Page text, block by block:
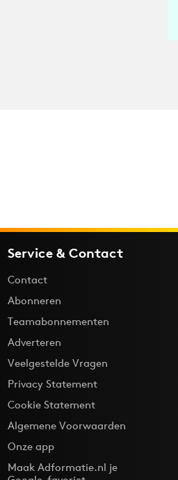
Service & Contact
Contact
Abonneren
Teamabonnementen
Adverteren
Veelgestelde Vragen
Privacy Statement
Cookie Statement
Algemene Voorwaarden
Onze app
Maak Adformatie.nl je